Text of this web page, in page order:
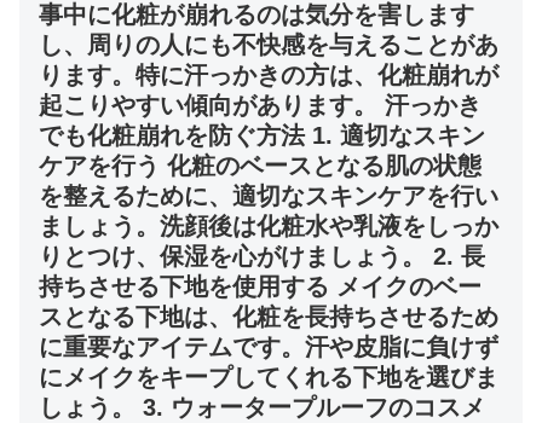
事中に化粧が崩れるのは気分を害します
し、周りの人にも不快感を与えることがあ
ります。特に汗っかきの方は、化粧崩れが
起こりやすい傾向があります。 汗っかき
でも化粧崩れを防ぐ方法 1. 適切なスキン
ケアを行う 化粧のベースとなる肌の状態
を整えるために、適切なスキンケアを行い
ましょう。洗顔後は化粧水や乳液をしっか
りとつけ、保湿を心がけましょう。 2. 長
持ちさせる下地を使用する メイクのベー
スとなる下地は、化粧を長持ちさせるため
に重要なアイテムです。汗や皮脂に負けず
にメイクをキープしてくれる下地を選びま
しょう。 3. ウォータープルーフのコスメ